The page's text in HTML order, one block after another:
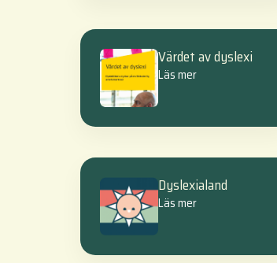
Värdet av dyslexi
Läs mer
Dyslexialand
Läs mer